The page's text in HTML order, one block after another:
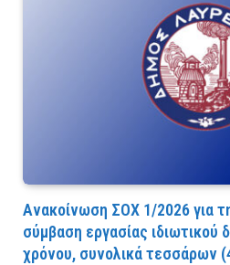
Ανακοίνωση ΣΟΧ 1/2026 για
σύμβαση εργασίας ιδιωτικού
χρόνου, συνολικά τεσσάρων